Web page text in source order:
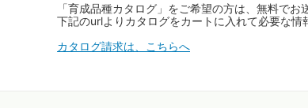
「育成品種カタログ」をご希望の方は、無料でお
下記のurlよりカタログをカートに入れて必要な情
カタログ請求は、こちらへ